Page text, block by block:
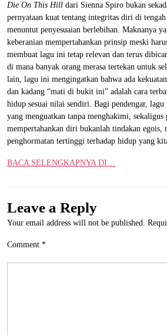
Die On This Hill dari Sienna Spiro bukan
pernyataan kuat tentang integritas diri di
menuntut penyesuaian berlebihan. Maknanya
keberanian mempertahankan prinsip meski
membuat lagu ini tetap relevan dan terus
di mana banyak orang merasa tertekan untuk
lain, lagu ini mengingatkan bahwa ada
dan kadang “mati di bukit ini” adalah cara
hidup sesuai nilai sendiri. Bagi pendengar,
yang menguatkan tanpa menghakimi, sekaligus
mempertahankan diri bukanlah tindakan egois,
penghormatan tertinggi terhadap hidup yang
BACA SELENGKAPNYA DI…
Leave a Reply
Your email address will not be published.
Comment *